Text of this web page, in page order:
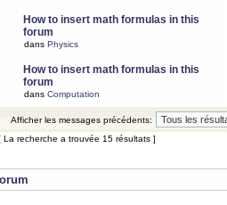
How to insert math formulas in this
forum
dans Physics
How to insert math formulas in this
forum
dans Computation
Afficher les messages précédents:
La recherche a trouvée 15 résultats ]